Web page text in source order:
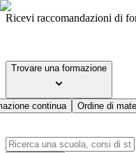
Ricevi raccomandazioni di
Trovare una formazione
continua Ordine di